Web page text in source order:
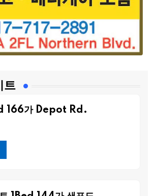
트
166가 Depot Rd.